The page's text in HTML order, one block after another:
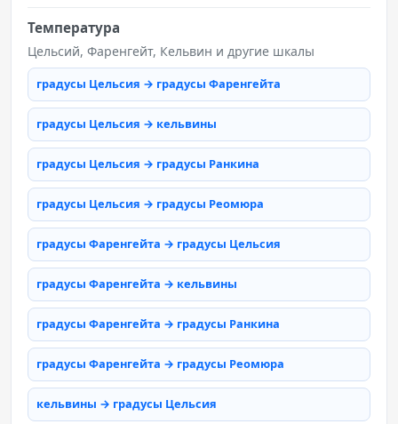
Температура
Цельсий, Фаренгейт, Кельвин и другие шкалы
градусы Цельсия → градусы Фаренгейта
градусы Цельсия → кельвины
градусы Цельсия → градусы Ранкина
градусы Цельсия → градусы Реомюра
градусы Фаренгейта → градусы Цельсия
градусы Фаренгейта → кельвины
градусы Фаренгейта → градусы Ранкина
градусы Фаренгейта → градусы Реомюра
кельвины → градусы Цельсия